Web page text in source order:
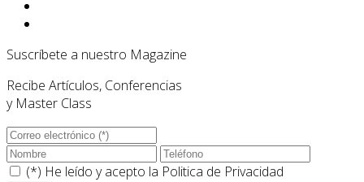
Suscríbete a nuestro Magazine
Recibe Artículos, Conferencias
y Master Class
(*) He leído y acepto la Politica de Privacidad